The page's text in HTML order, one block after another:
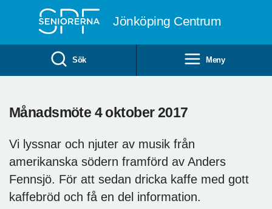
Jönköping Centrum
Sök Meny
Månadsmöte 4 oktober 2017
Vi lyssnar och njuter av musik från
amerikanska södern framförd av Anders
Fennsjö. För att sedan dricka kaffe med gott
kaffebröd och få en del information.